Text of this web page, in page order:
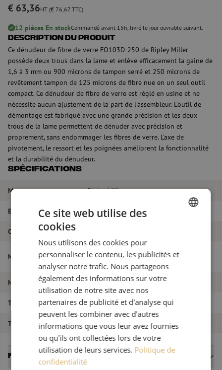
€ 63,36HT (€ 76,67 TTC)
12 pièces En stockCommandé avant 15h, livré le jour ouvrable suivant.
Description du produit
Ce dénudeur de fibre de verre FO103D-250 de Ripley Miller
possède deux trous dans la lame et enlève efficacement la gaine de
1,6 à 3 mm ou 900 microns de tampon serré et 250 microns de
revêtement tampon de 125 microns de fibre nue en un seul outil
compact. Ce dénudeur de fibre de verre est réglé en usine et ne
nécessite aucun ajustement de la part de l'assembleur. L'outil de
démontage est fabriqué avec une grande précision et les deux
trous de la lame permettent de dénuder avec précision et
proprement, sans endommager les fibres de verre. L'axe de
pivotement, le ressort et les poignées améliorent la fonctionnalité
et la durabilité du dénudeur.
Spécifications
Marque Ripley Miller
EAN 9506922195370
Couleur
Nom de l'article
Dénudeur de fibre de verre 2 trous,
FO103D-250, Ripley Miller
Numéro d'article M00000101
Type d'outil Dénudage
Type d'outil Dénudage
Fiches techniques
Ce site web utilise des
cookies
Nous utilisons des cookies pour
personnaliser le contenu, les publicités et
analyser notre trafic. Nous partageons
également des informations sur votre
utilisation de notre site avec nos
partenaires de publicité et d'analyse qui
peuvent les combiner avec d'autres
informations que vous leur avez fournies
ou qu'ils ont collectées lors de votre
utilisation de leurs services. Politique de
confidentialité